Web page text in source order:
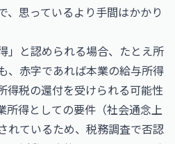
、思っているより手間はかかり
」と認められる場合、たとえ所
、赤字であれば本業の給与所得
得税の還付を受けられる可能性
所得としての要件（社会通念上
れているため、税務調査で否認